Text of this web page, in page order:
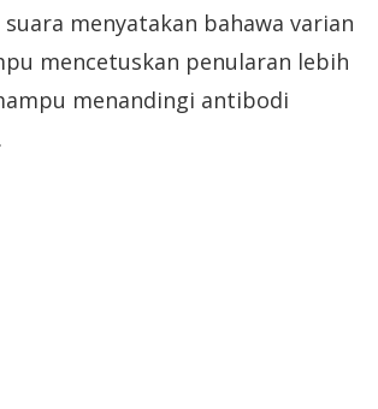
menyatakan bahawa varian
mencetuskan penularan lebih
menandingi antibodi